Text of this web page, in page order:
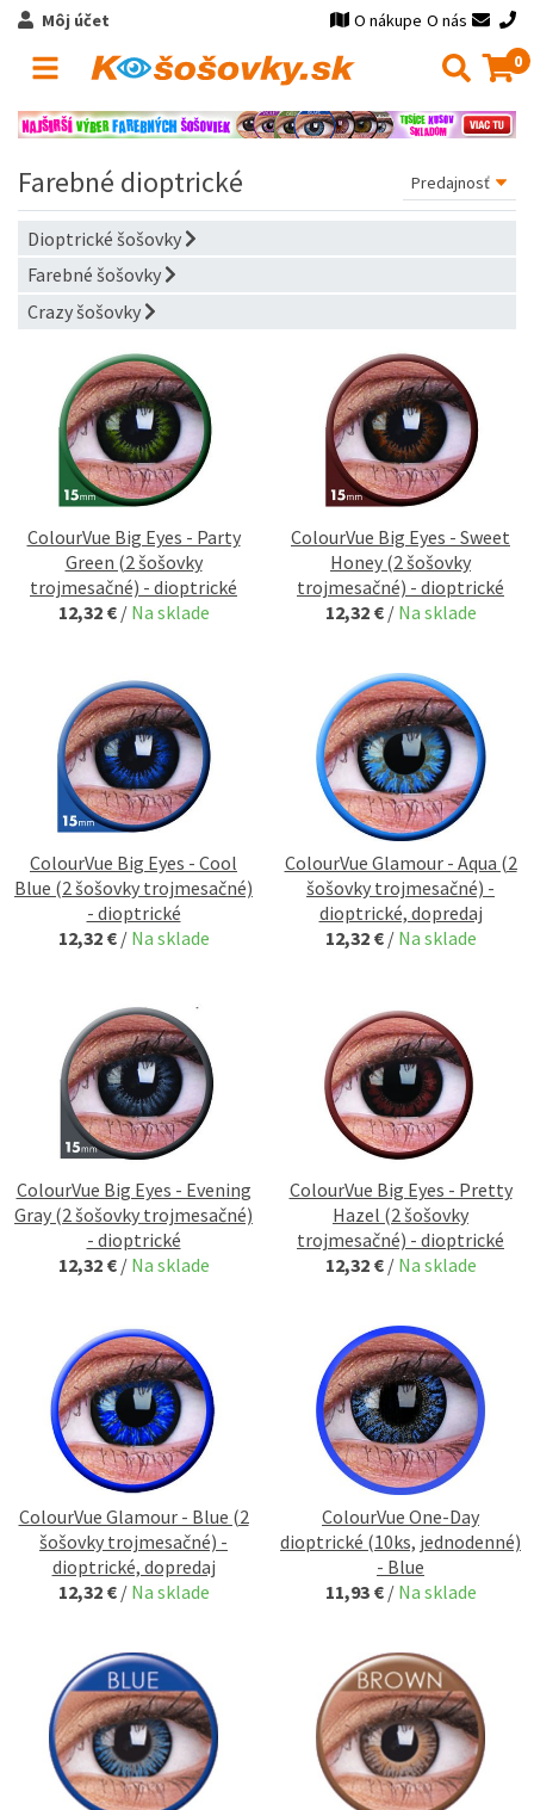
Môj účet O nákupe O nás
0
Farebné dioptrické
Dioptrické šošovky
Farebné šošovky
Crazy šošovky
ColourVue Big Eyes - Party
Green (2 šošovky
trojmesačné) - dioptrické
12,32 € / Na sklade
ColourVue Big Eyes - Sweet
Honey (2 šošovky
trojmesačné) - dioptrické
12,32 € / Na sklade
ColourVue Big Eyes - Cool
Blue (2 šošovky trojmesačné)
- dioptrické
12,32 € / Na sklade
ColourVue Glamour - Aqua (2
šošovky trojmesačné) -
dioptrické, dopredaj
12,32 € / Na sklade
ColourVue Big Eyes - Evening
Gray (2 šošovky trojmesačné)
- dioptrické
12,32 € / Na sklade
ColourVue Big Eyes - Pretty
Hazel (2 šošovky
trojmesačné) - dioptrické
12,32 € / Na sklade
ColourVue Glamour - Blue (2
šošovky trojmesačné) -
dioptrické, dopredaj
12,32 € / Na sklade
ColourVue One-Day
dioptrické (10ks, jednodenné)
- Blue
11,93 € / Na sklade